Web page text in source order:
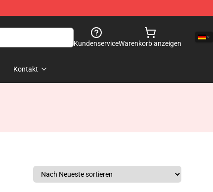
KundenserviceWarenkorb anzeigen
Kontakt